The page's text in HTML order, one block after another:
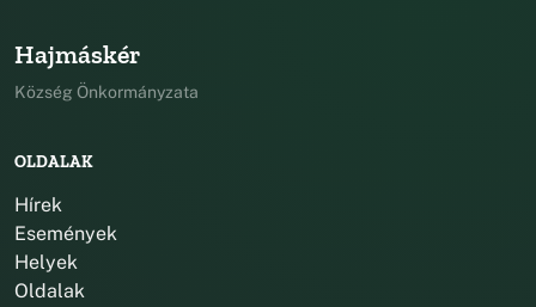
Hajmáskér
Község Önkormányzata
OLDALAK
Hírek
Események
Helyek
Oldalak